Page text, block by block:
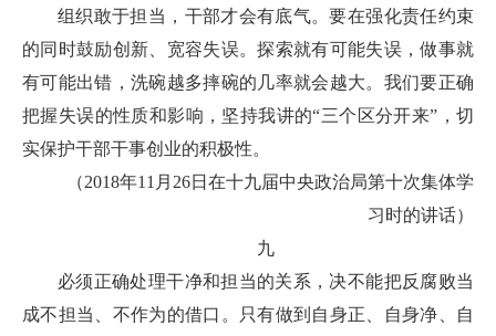
组织敢于担当，干部才会有底气。要在强化责任约束
的同时鼓励创新、宽容失误。探索就有可能失误，做事就
有可能出错，洗碗越多摔碗的几率就会越大。我们要正确
把握失误的性质和影响，坚持我讲的“三个区分开来”，切
实保护干部干事创业的积极性。
（2018年11月26日在十九届中央政治局第十次集体学
习时的讲话）
九
必须正确处理干净和担当的关系，决不能把反腐败当
成不担当、不作为的借口。只有做到自身正、自身净、自